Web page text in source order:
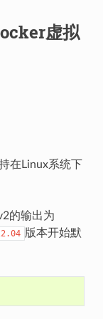
虚拟
在Linux系统下
的输出为
版本开始默